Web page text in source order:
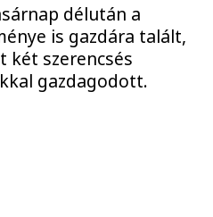
délután a
is gazdára talált,
két szerencsés
gazdagodott.